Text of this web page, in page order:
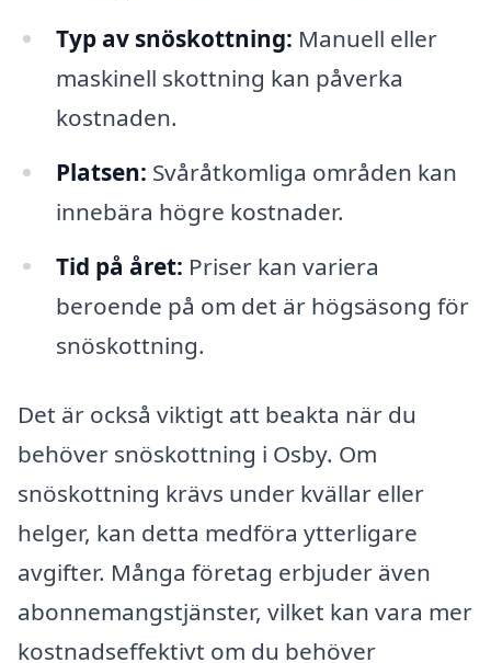
Typ av snöskottning: Manuell eller
maskinell skottning kan påverka
kostnaden.
Platsen: Svåråtkomliga områden kan
innebära högre kostnader.
Tid på året: Priser kan variera
beroende på om det är högsäsong för
snöskottning.
Det är också viktigt att beakta när du
behöver snöskottning i Osby. Om
snöskottning krävs under kvällar eller
helger, kan detta medföra ytterligare
avgifter. Många företag erbjuder även
abonnemangstjänster, vilket kan vara mer
kostnadseffektivt om du behöver